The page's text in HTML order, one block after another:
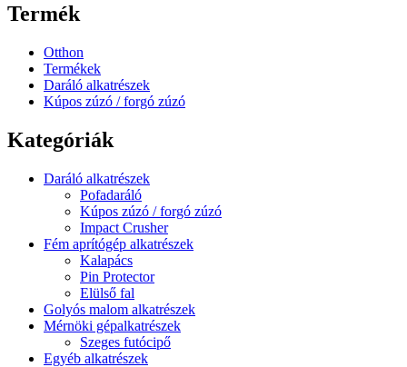
Termék
Otthon
Termékek
Daráló alkatrészek
Kúpos zúzó / forgó zúzó
Kategóriák
Daráló alkatrészek
Pofadaráló
Kúpos zúzó / forgó zúzó
Impact Crusher
Fém aprítógép alkatrészek
Kalapács
Pin Protector
Elülső fal
Golyós malom alkatrészek
Mérnöki gépalkatrészek
Szeges futócipő
Egyéb alkatrészek